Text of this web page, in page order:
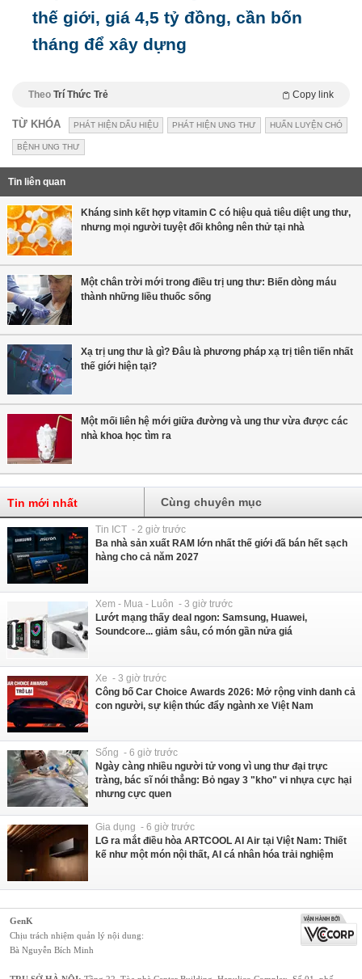
thế giới, giá 4,5 tỷ đồng, cần bốn
tháng để xây dựng
Theo Trí Thức Trẻ Copy link
TỪ KHÓA PHÁT HIỆN DẤU HIỆU PHÁT HIỆN UNG THƯ HUẤN LUYỆN CHÓ
BỆNH UNG THƯ
Tin liên quan
Kháng sinh kết hợp vitamin C có hiệu quả tiêu diệt ung thư,
nhưng mọi người tuyệt đối không nên thử tại nhà
Một chân trời mới trong điều trị ung thư: Biến dòng máu
thành những liều thuốc sống
Xạ trị ung thư là gì? Đâu là phương pháp xạ trị tiên tiến nhất
thế giới hiện tại?
Một mối liên hệ mới giữa đường và ung thư vừa được các
nhà khoa học tìm ra
Tin mới nhất Cùng chuyên mục
Tin ICT - 2 giờ trước
Ba nhà sản xuất RAM lớn nhất thế giới đã bán hết sạch
hàng cho cả năm 2027
Xem - Mua - Luôn - 3 giờ trước
Lướt mạng thấy deal ngon: Samsung, Huawei,
Soundcore... giảm sâu, có món gần nửa giá
Xe - 3 giờ trước
Công bố Car Choice Awards 2026: Mở rộng vinh danh cả
con người, sự kiện thúc đẩy ngành xe Việt Nam
Sống - 6 giờ trước
Ngày càng nhiều người tử vong vì ung thư đại trực
tràng, bác sĩ nói thẳng: Bỏ ngay 3 "kho" vi nhựa cực hại
nhưng cực quen
Gia dụng - 6 giờ trước
LG ra mắt điều hòa ARTCOOL AI Air tại Việt Nam: Thiết
kế như một món nội thất, AI cá nhân hóa trải nghiệm
GenK
Chịu trách nhiệm quản lý nội dung:
Bà Nguyễn Bích Minh